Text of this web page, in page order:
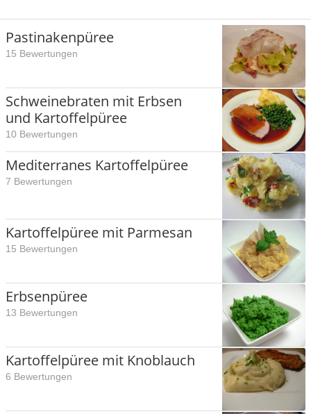
Pastinakenpüree
15 Bewertungen
Schweinebraten mit Erbsen
und Kartoffelpüree
10 Bewertungen
Mediterranes Kartoffelpüree
7 Bewertungen
Kartoffelpüree mit Parmesan
15 Bewertungen
Erbsenpüree
13 Bewertungen
Kartoffelpüree mit Knoblauch
6 Bewertungen